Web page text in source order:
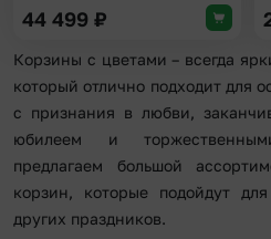
44 499 ₽
Корзины с цветами – всегда
который отлично подходит для
с признания в любви,
юбилеем и
предлагаем большой
корзин, которые подойдут
других праздников.